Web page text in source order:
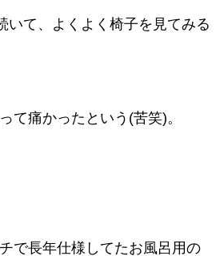
いて、よくよく椅子を見てみる
て痛かったという(苦笑)。
で長年仕様してたお風呂用の